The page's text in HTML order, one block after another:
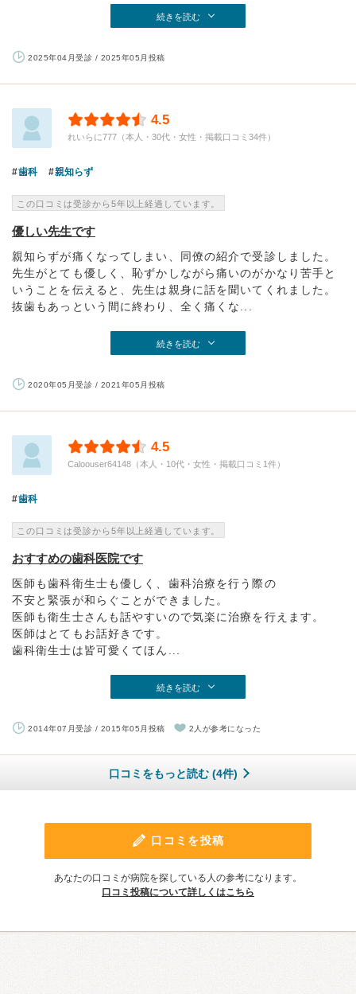
続きを読む
2025年04月受診 / 2025年05月投稿
4.5
れいらに777（本人・30代・女性・掲載口コミ34件）
歯科 親知らず
この口コミは受診から5年以上経過しています。
優しい先生です
親知らずが痛くなってしまい、同僚の紹介で受診しました。
先生がとても優しく、恥ずかしながら痛いのがかなり苦手と
いうことを伝えると、先生は親身に話を聞いてくれました。
抜歯もあっという間に終わり、全く痛くな...
続きを読む
2020年05月受診 / 2021年05月投稿
4.5
Caloouser64148（本人・10代・女性・掲載口コミ1件）
歯科
この口コミは受診から5年以上経過しています。
おすすめの歯科医院です
医師も歯科衛生士も優しく、歯科治療を行う際の
不安と緊張が和らぐことができました。
医師も衛生士さんも話やすいので気楽に治療を行えます。
医師はとてもお話好きです。
歯科衛生士は皆可愛くてほん...
続きを読む
2014年07月受診 / 2015年05月投稿 2人が参考になった
口コミをもっと読む (4件)
口コミを投稿
あなたの口コミが病院を探している人の参考になります。
口コミ投稿について詳しくはこちら